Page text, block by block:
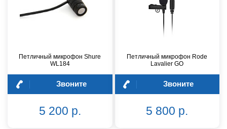
Петличный микрофон Shure
WL184
Звоните
5 200 р.
Петличный микрофон Rode
Lavalier GO
Звоните
5 800 р.